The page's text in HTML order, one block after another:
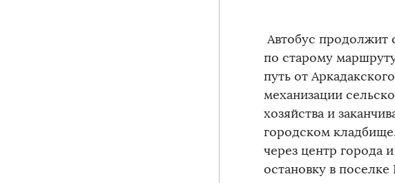
Автобус продолжит
по старому
путь от
механизации
хозяйства и
городском
через центр города
остановку в